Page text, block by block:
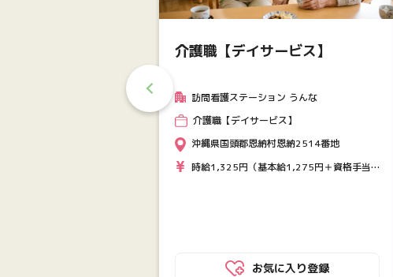
介護職【デイサービス】
訪問看護ステーション うんな
介護職【デイサービス】
沖縄県国頭郡恩納村恩納2514番地
時給1,325円（基本給1,275円＋資格手当
お気に入り登録